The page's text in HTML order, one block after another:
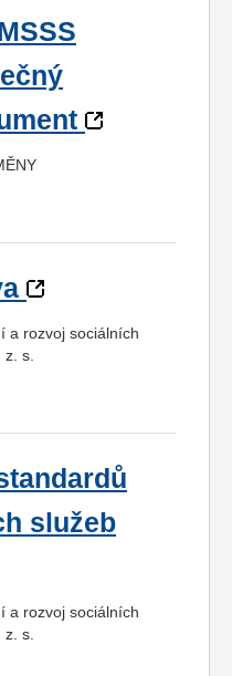
a rozvoj sociálních
s.
služeb
a rozvoj sociálních
s.